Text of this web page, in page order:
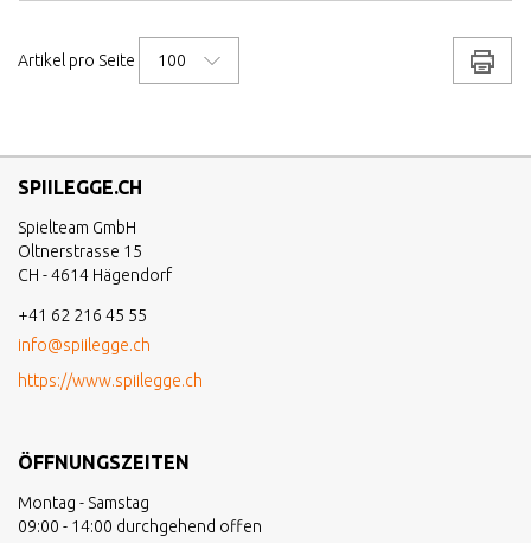
Artikel pro Seite 100
SPIILEGGE.CH
Spielteam GmbH
Oltnerstrasse 15
CH - 4614 Hägendorf
+41 62 216 45 55
info@spiilegge.ch
https://www.spiilegge.ch
ÖFFNUNGSZEITEN
Montag - Samstag
09:00 - 14:00 durchgehend offen